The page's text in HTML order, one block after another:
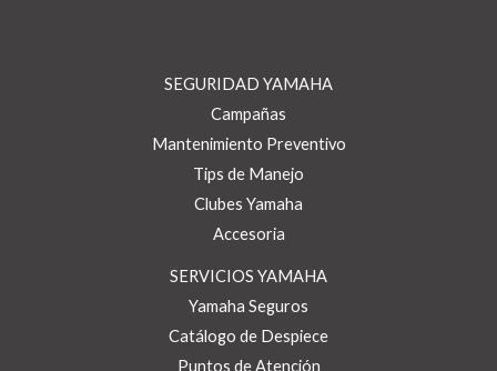
SEGURIDAD YAMAHA
Campañas
Mantenimiento Preventivo
Tips de Manejo
Clubes Yamaha
Accesoria
SERVICIOS YAMAHA
Yamaha Seguros
Catálogo de Despiece
Puntos de Atención